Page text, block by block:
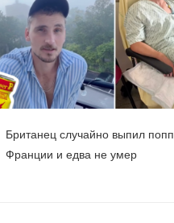
Британец случайно выпил
Франции и едва не умер